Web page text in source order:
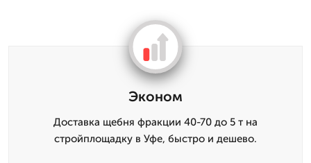
Эконом
Доставка щебня фракции 40-70 до 5 т на
стройплощадку в Уфе, быстро и дешево.